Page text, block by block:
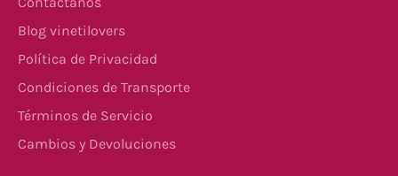
Blog vinetilovers
Política de Privacidad
Condiciones de Transporte
Términos de Servicio
Cambios y Devoluciones